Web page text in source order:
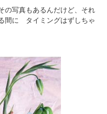
写真もあるんだけど、それ
間に タイミングはずしちゃ